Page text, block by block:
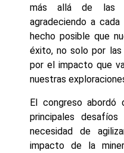
más allá de las
agradeciendo a
hecho posible que
éxito, no solo por
por el impacto que
nuestras
El congreso abordó
principales
necesidad de
impacto de la